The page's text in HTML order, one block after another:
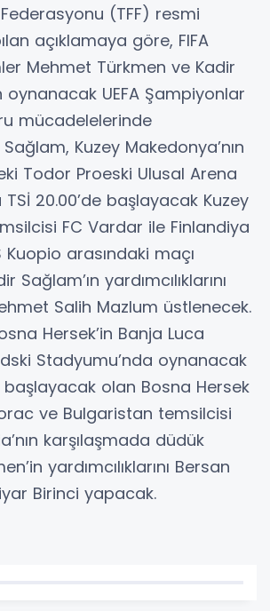
(TFF) resmi
açıklamaya göre, FIFA
Mehmet Türkmen ve Kadir
UEFA Şampiyonlar
mücadelelerinde
Kuzey Makedonya’nın
Todor Proeski Ulusal Arena
20.00’de başlayacak Kuzey
FC Vardar ile Finlandiya
Kuopio arasındaki maçı
Sağlam’ın yardımcılıklarını
Salih Mazlum üstlenecek.
Hersek’in Banja Luca
Stadyumu’nda oynanacak
başlayacak olan Bosna Hersek
ve Bulgaristan temsilcisi
karşılaşmada düdük
yardımcılıklarını Bersan
Birinci yapacak.